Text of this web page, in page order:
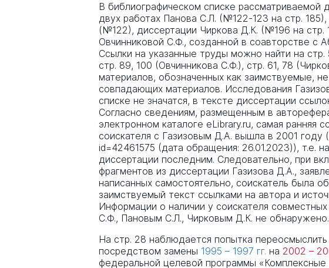
В библиографическом списке рассматриваемой
двух работах Панова С.Л. (№122-123 на стр.
(№122), диссертации Чиркова Д.К. (№196 на стр.
Овчинниковой С.Ф., созданной в соавторстве с
Ссылки на указанные труды можно найти на
стр. 89, 100 (Овчинникова С.Ф.), стр. 61, 78
материалов, обозначенных как заимствуемые,
совпадающих материалов. Исследования
списке не значатся, в тексте диссертации
Согласно сведениям, размещенным в
электронном каталоге eLibrary.ru, самая ранняя
соискателя с Газизовым Д.А. вышла в 2001 году
id=42461575 (дата обращения: 26.01.2023)), т.е.
диссертации последним. Следовательно, при
фрагментов из диссертации Газизова Д.А.,
написанных самостоятельно, соискатель была
заимствуемый текст ссылками на автора и
Информации о наличии у соискателя
С.Ф., Пановым С.Л., Чирковым Д.К. не обнаружено.
На стр. 28 наблюдается попытка
посредством замены 1995 – 1997 гг. на 2002 –
федеральной целевой программы